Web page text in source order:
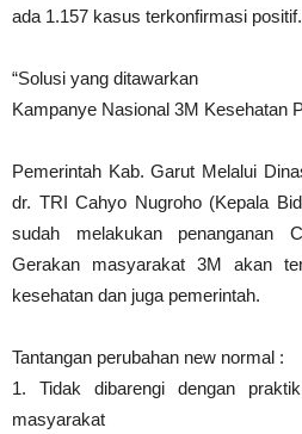
ada 1.157 kasus terkonfirmasi positif.
“Solusi yang ditawarkan
Kampanye Nasional 3M Kesehatan
Pemerintah Kab. Garut Melalui
dr. TRI Cahyo Nugroho (Kepala
sudah melakukan penanganan
Gerakan masyarakat 3M akan
kesehatan dan juga pemerintah.
Tantangan perubahan new normal :
1. Tidak dibarengi dengan
masyarakat